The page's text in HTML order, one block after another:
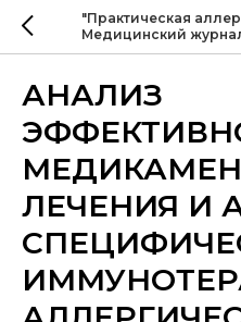
"Практическая
Медицинский
АНАЛИЗ
ЛЕЧЕНИЯ И